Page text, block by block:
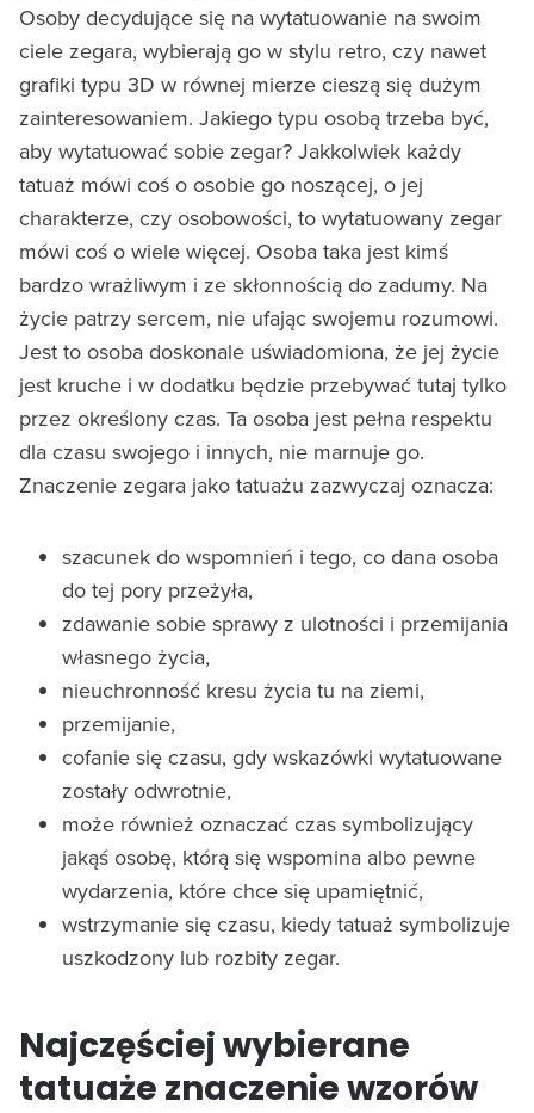
Osoby decydujące się na wytatuowanie na swoim
ciele zegara, wybierają go w stylu retro, czy nawet
grafiki typu 3D w równej mierze cieszą się dużym
zainteresowaniem. Jakiego typu osobą trzeba być,
aby wytatuować sobie zegar? Jakkolwiek każdy
tatuaż mówi coś o osobie go noszącej, o jej
charakterze, czy osobowości, to wytatuowany zegar
mówi coś o wiele więcej. Osoba taka jest kimś
bardzo wrażliwym i ze skłonnością do zadumy. Na
życie patrzy sercem, nie ufając swojemu rozumowi.
Jest to osoba doskonale uświadomiona, że jej życie
jest kruche i w dodatku będzie przebywać tutaj tylko
przez określony czas. Ta osoba jest pełna respektu
dla czasu swojego i innych, nie marnuje go.
Znaczenie zegara jako tatuażu zazwyczaj oznacza:
szacunek do wspomnień i tego, co dana osoba
do tej pory przeżyła,
zdawanie sobie sprawy z ulotności i przemijania
własnego życia,
nieuchronność kresu życia tu na ziemi,
przemijanie,
cofanie się czasu, gdy wskazówki wytatuowane
zostały odwrotnie,
może również oznaczać czas symbolizujący
jakąś osobę, którą się wspomina albo pewne
wydarzenia, które chce się upamiętnić,
wstrzymanie się czasu, kiedy tatuaż symbolizuje
uszkodzony lub rozbity zegar.
Najczęściej wybierane
tatuaże znaczenie wzorów